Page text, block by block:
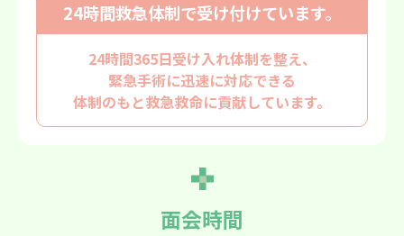
24時間救急体制で受け付けています。
24時間365日受け入れ体制を整え、
緊急手術に迅速に対応できる
体制のもと救急救命に貢献しています。
面会時間